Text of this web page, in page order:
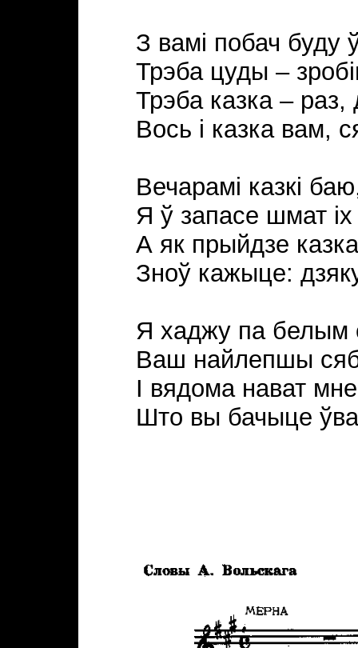
З вамi побач буду
Трэба цуды –
Трэба казка –
Вось i казка вам,
Вечарамi казкi
Я ў запасе шмат
А як прыйдзе
Зноў кажыце:
Я хаджу па белым
Ваш найлепшы
I вядома нават
Што вы бачыце